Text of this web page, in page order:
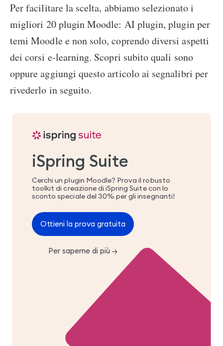
Per facilitare la scelta, abbiamo selezionato i
migliori 20 plugin Moodle: AI plugin, plugin per
temi Moodle e non solo, coprendo diversi aspetti
dei corsi e-learning. Scopri subito quali sono
oppure aggiungi questo articolo ai segnalibri per
rivederlo in seguito.
iSpring Suite
Cerchi un plugin Moodle? Prova il robusto
toolkit di creazione di iSpring Suite con lo
sconto speciale del 30% per gli insegnanti!
Ottieni la prova gratuita
Per saperne di più →